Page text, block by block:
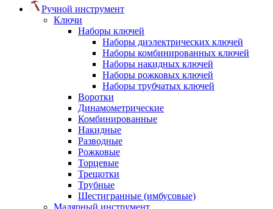
Ручной инструмент
Ключи
Наборы ключей
Наборы диэлектрических ключей
Наборы комбинированных ключей
Наборы накидных ключей
Наборы рожковых ключей
Наборы трубчатых ключей
Воротки
Динамометрические
Комбинированные
Накидные
Разводные
Рожковые
Торцевые
Трещотки
Трубные
Шестигранные (имбусовые)
Малярный инструмент